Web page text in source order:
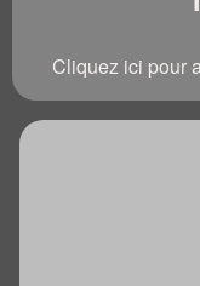
Cliquez ici pour